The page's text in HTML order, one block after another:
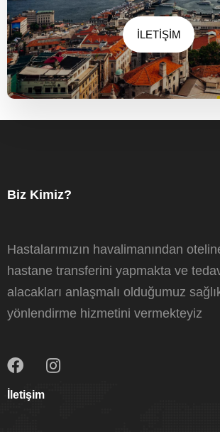
İLETİŞİM
Biz Kimiz?
Hastalarımızın havalimanından
hastane transferini yapmakta ve
alacakları anlaşmalı olduğumuz
yönlendirme hizmetini vermekteyiz
İletişim